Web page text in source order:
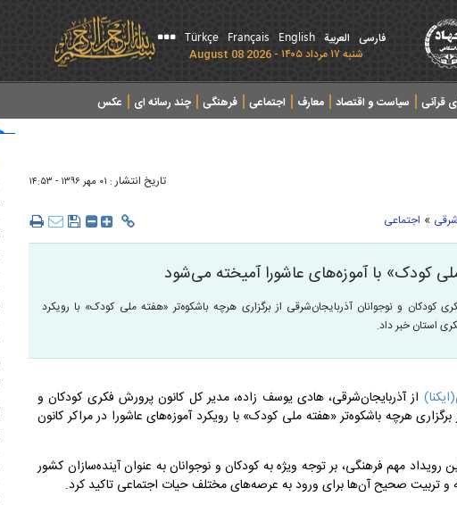
فارسی العربیة English
Français
Türkçe
شنبه ۱۷ مرداد ۱۴۰۵ - 2026 August 08
قرآنی سیاست و اقتصاد معارف اجتماعی فرهنگی چند رسانه ای عکس
تاریخ انتشار : ۰۱ مهر ۱۳۹۶ - ۱۴:۵۳
» اجتماعی
کودک» با آموزه‌های عاشورا آمیخته می‌شود
کودکان و نوجوانان آذربایجان‌شرقی از برگزاری هرچه باشکوه‌تر «هفته ملی کودک» با رویکرد
استان خبر داد.
از آذربایجان‌شرقی، هادی یوسف زاده، مدیر کل کانون پرورش فکری کودکان و
برگزاری هرچه با‌شکوه‌تر «هفته ملی کودک» با رویکرد آموزه‌های عاشورا در مراکر کانون
رویداد مهم فرهنگی، بر توجه ویژه به کودکان و نوجوانان به عنوان آینده‌سازان کشور
و تربیت صحیح آن‌ها برای ورود به عرصه‌های مختلف حیات اجتماعی تاکید کرد.